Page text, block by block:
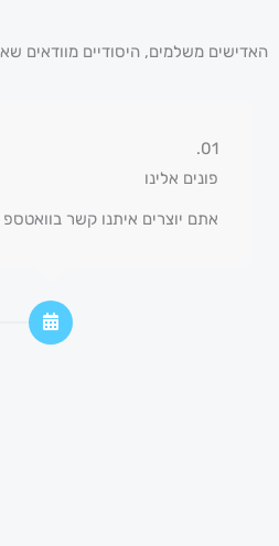
האדישים משלמים, היסודיים מוודאים
01.
פונים אלינו
אתם יוצרים איתנו קשר בוואטספ